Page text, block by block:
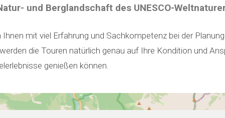
und Berglandschaft des UNESCO-
mit viel Erfahrung und Sachkompetenz bei der
die Touren natürlich genau auf Ihre Kondition und
genießen können.